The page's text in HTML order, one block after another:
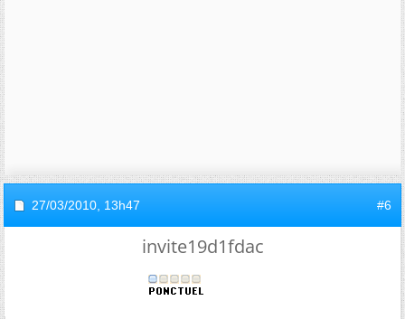
27/03/2010, 13h47 #6
invite19d1fdac